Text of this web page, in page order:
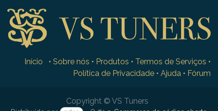
Início • Sobre nós • Produtos • Termos de Serviços •
Política de Privacidade • Ajuda • Fórum
Copyright © VS Tuners